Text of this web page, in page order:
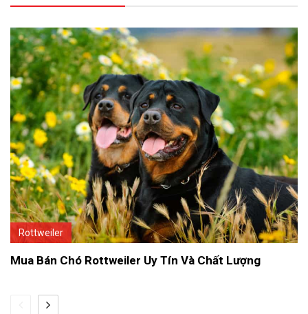
Rottweiler
Mua Bán Chó Rottweiler Uy Tín Và Chất Lượng